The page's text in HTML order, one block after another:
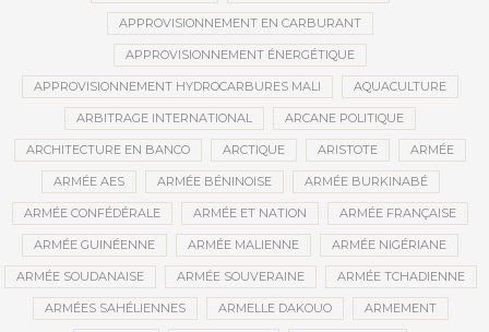
APPROVISIONNEMENT EN CARBURANT
APPROVISIONNEMENT ÉNERGÉTIQUE
APPROVISIONNEMENT HYDROCARBURES MALI AQUACULTURE
ARBITRAGE INTERNATIONAL ARCANE POLITIQUE
ARCHITECTURE EN BANCO ARCTIQUE ARISTOTE ARMÉE
ARMÉE AES ARMÉE BÉNINOISE ARMÉE BURKINABÉ
ARMÉE CONFÉDÉRALE ARMÉE ET NATION ARMÉE FRANÇAISE
ARMÉE GUINÉENNE ARMÉE MALIENNE ARMÉE NIGÉRIANE
ARMÉE SOUDANAISE ARMÉE SOUVERAINE ARMÉE TCHADIENNE
ARMÉES SAHÉLIENNES ARMELLE DAKOUO ARMEMENT